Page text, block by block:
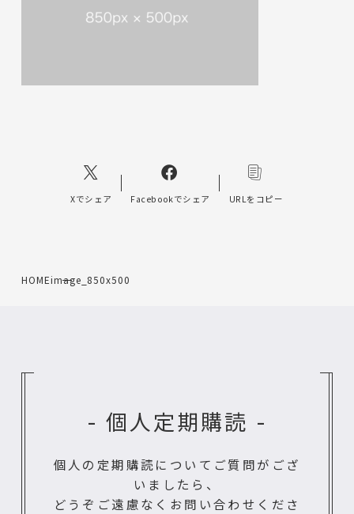
Xでシェア Facebookでシェア URLをコピー
HOMEimage_850x500
- 個人定期購読 -
個人の定期購読についてご質問がござ
いましたら、
どうぞご遠慮なくお問い合わせくださ